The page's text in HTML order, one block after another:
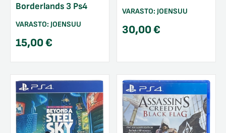
Borderlands 3 Ps4
VARASTO: JOENSUU
15,00€
VARASTO: JOENSUU
30,00€